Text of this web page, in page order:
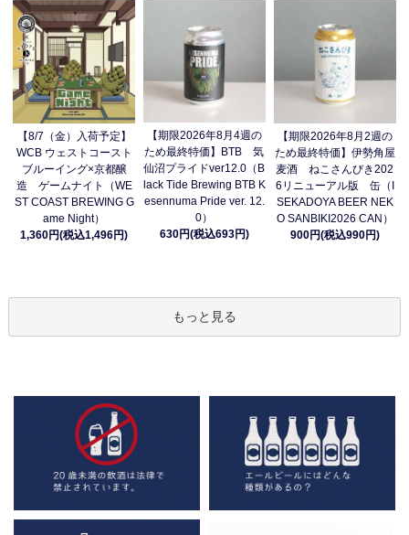
【8/7（金）入荷予定】
WCB ウェストコースト
ブルーイング×京都醸
造 ゲームナイト（WE
ST COAST BREWING G
ame Night）
1,360円(税込1,496円)
【期限2026年8月4週の
ため最終特価】BTB 気
仙沼プライドver12.0（B
lack Tide Brewing BTB K
esennuma Pride ver. 12.
0）
630円(税込693円)
【期限2026年8月2週の
ため最終特価】伊勢角屋
麦酒 ねこさんびき202
6リニューアル版 缶（I
SEKADOYA BEER NEK
O SANBIKI2026 CAN）
900円(税込990円)
もっと見る